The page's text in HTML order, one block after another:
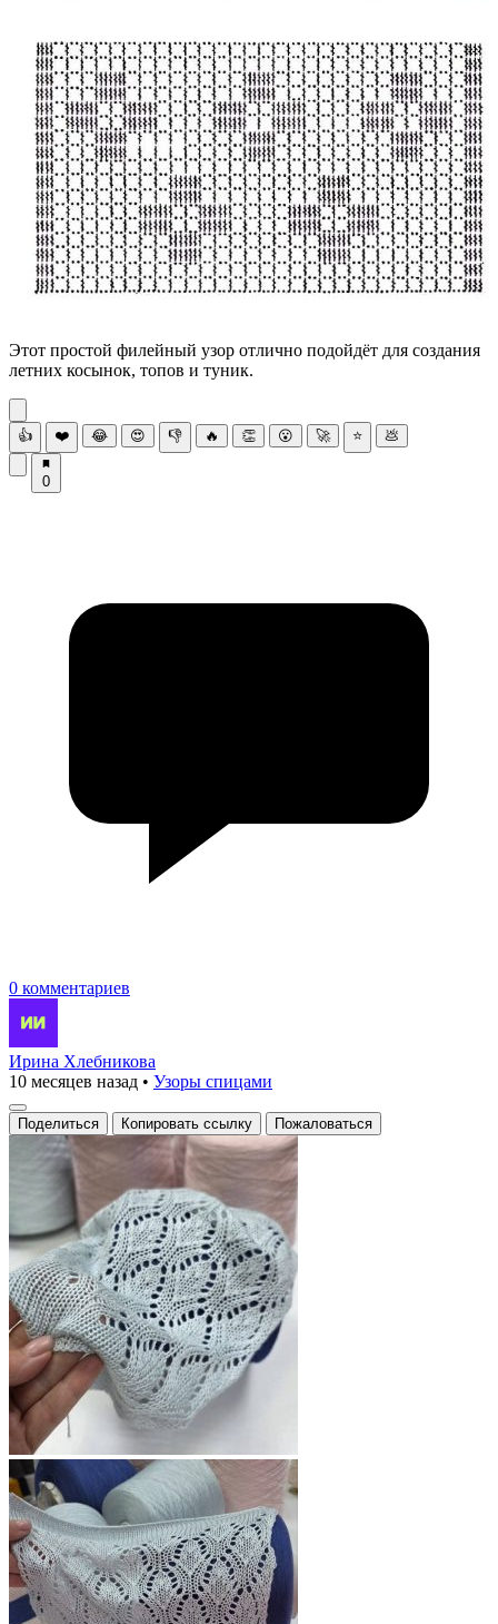
Этот простой филейный узор отлично подойдёт для создания
летних косынок, топов и туник.
👍 ❤️ 😂 😍 👎 🔥 👏 😮 🚀 ⭐ 💩
0
0 комментариев
Ирина Хлебникова
10 месяцев назад • Узоры спицами
Поделиться Копировать ссылку Пожаловаться